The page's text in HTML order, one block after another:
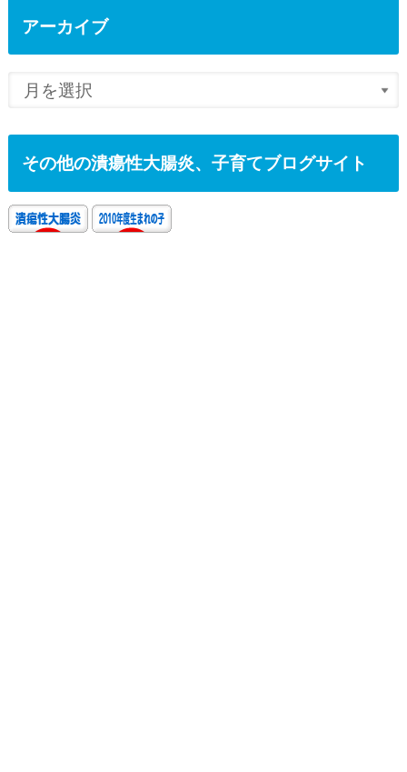
アーカイブ
その他の潰瘍性大腸炎、子育てブログサイト